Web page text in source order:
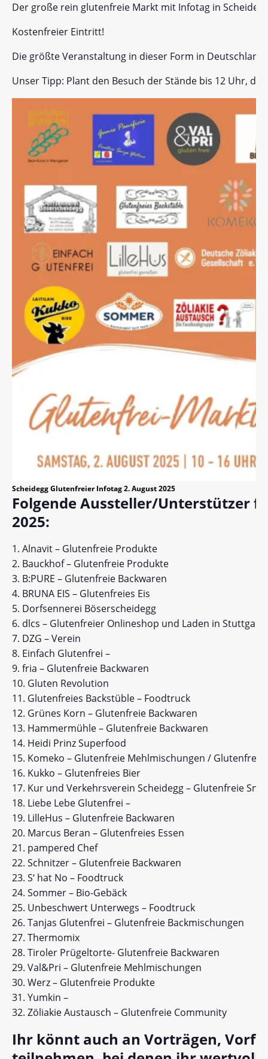
Der große rein glutenfreie Markt mit Infotag in
Kostenfreier Eintritt!
Die größte Veranstaltung in dieser Form in
Unser Tipp: Plant den Besuch der Stände bis 12 Uhr,
Scheidegg Glutenfreier Infotag 2. August 2025
Folgende Aussteller/Unterstützer
2025:
Alnavit – Glutenfreie Produkte
Bauckhof – Glutenfreie Produkte
B:PURE – Glutenfreie Backwaren
BRUNA EIS – Glutenfreies Eis
Dorfsennerei Böserscheidegg
dlcs – Glutenfreier Onlineshop und Laden in Stuttgart
DZG – Verein
Einfach Glutenfrei –
fria – Glutenfreie Backwaren
Gluten Revolution
Glutenfreies Backstüble – Foodtruck
Grünes Korn – Glutenfreie Backwaren
Hammermühle – Glutenfreie Backwaren
Heidi Prinz Superfood
Komeko – Glutenfreie Mehlmischungen / Glutenfreie
Kukko – Glutenfreies Bier
Kur und Verkehrsverein Scheidegg – Glutenfreie
Liebe Lebe Glutenfrei –
LilleHus – Glutenfreie Backwaren
Marcus Beran – Glutenfreies Essen
pampered Chef
Schnitzer – Glutenfreie Backwaren
S‘ hat No – Foodtruck
Sommer – Bio-Gebäck
Unbeschwert Unterwegs – Foodtruck
Tanjas Glutenfrei – Glutenfreie Backmischungen
Thermomix
Tiroler Prügeltorte- Glutenfreie Backwaren
Val&Pri – Glutenfreie Mehlmischungen
Werz – Glutenfreie Produkte
Yumkin –
Zöliakie Austausch – Glutenfreie Community
Ihr könnt auch an Vorträgen,